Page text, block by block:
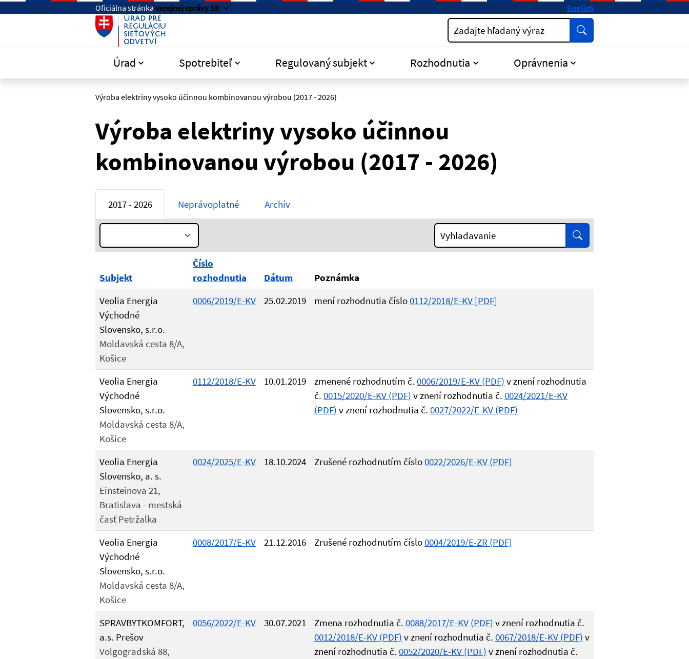
Preskočiť na hlavný obsahOficiálna stránka verejnej správy SR English
Zadajte hľadaný výraz Vyhľadať
Úrad Spotrebiteľ Regulovaný subjekt Rozhodnutia Oprávnenia
Výroba elektriny vysoko účinnou kombinovanou výrobou (2017 - 2026)
Výroba elektriny vysoko účinnou
kombinovanou výrobou (2017 - 2026)
2017 - 2026 Neprávoplatné Archív
Rok: Vyhladavanie Vyhľadať
Subjekt
Číslo
rozhodnutia
Dátum
Poznámka
Veolia Energia
Východné
Slovensko, s.r.o.
Moldavská cesta 8/A,
Košice
0006/2019/E-KV 25.02.2019 mení rozhodnutia číslo0112/2018/E-KV [PDF]
Veolia Energia
Východné
Slovensko, s.r.o.
Moldavská cesta 8/A,
Košice
0112/2018/E-KV 10.01.2019 zmenené rozhodnutím č. 0006/2019/E-KV (PDF) v znení rozhodnutia
č. 0015/2020/E-KV (PDF) v znení rozhodnutia č. 0024/2021/E-KV
(PDF) v znení rozhodnutia č. 0027/2022/E-KV (PDF)
Veolia Energia
Slovensko, a. s.
Einsteinova 21,
Bratislava - mestská
časť Petržalka
0024/2025/E-KV 18.10.2024 Zrušené rozhodnutím číslo0022/2026/E-KV (PDF)
Veolia Energia
Východné
Slovensko, s.r.o.
Moldavská cesta 8/A,
Košice
0008/2017/E-KV 21.12.2016 Zrušené rozhodnutím číslo0004/2019/E-ZR (PDF)
SPRAVBYTKOMFORT,
a.s. Prešov
Volgogradská 88,
0056/2022/E-KV 30.07.2021 Zmena rozhodnutia č. 0088/2017/E-KV (PDF) v znení rozhodnutia č.
0012/2018/E-KV (PDF) v znení rozhodnutia č. 0067/2018/E-KV (PDF) v
znení rozhodnutia č. 0052/2020/E-KV (PDF) v znení rozhodnutia č.